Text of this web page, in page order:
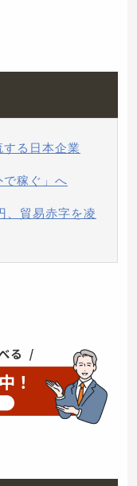
る日本企業
で稼ぐ」へ
、貿易赤字を凌